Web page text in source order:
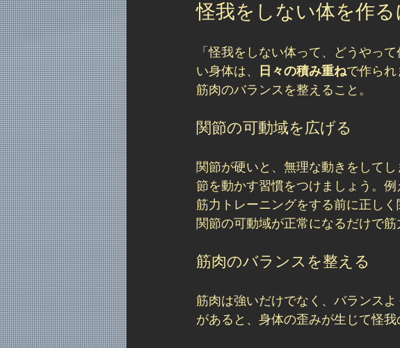
怪我をしない体を作る
「怪我をしない体って、どうやっ
い身体は、
日々の積み重ねで作られ
筋肉のバランスを整えること。
関節の可動域を広げる
関節が硬いと、無理な動きをして
節を動かす習慣をつけましょう。
筋力トレーニングをする前に正しく
関節の可動域が正常になるだけで筋
筋肉のバランスを整える
筋肉は強いだけでなく、バランス
があると、身体の歪みが生じて怪